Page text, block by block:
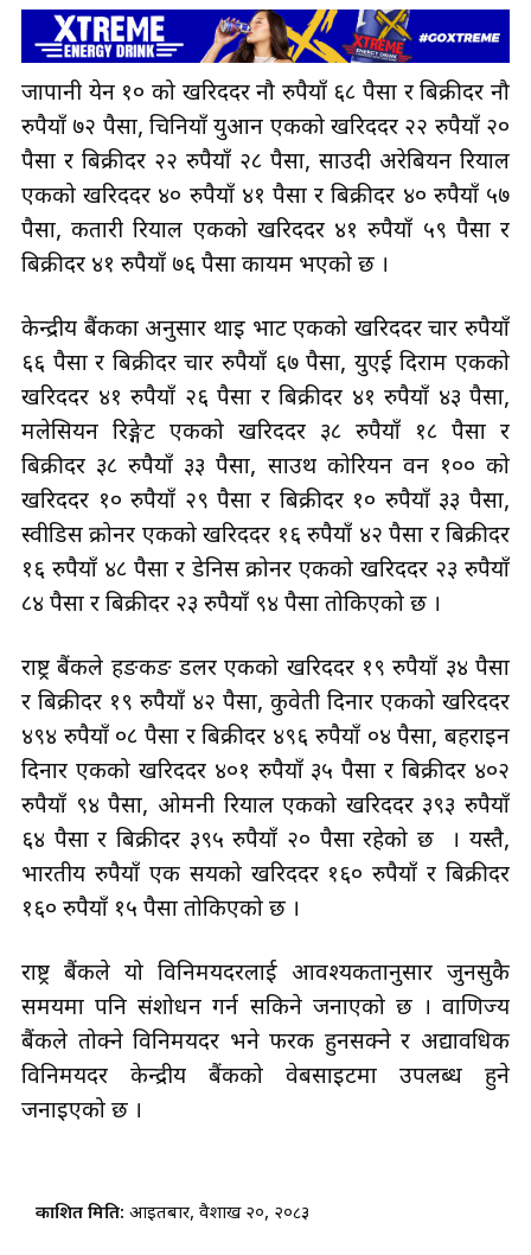
जापानी येन १० को खरिददर नौ रुपैयाँ ६८ पैसा र बिक्रीदर नौ
रुपैयाँ ७२ पैसा, चिनियाँ युआन एकको खरिददर २२ रुपैयाँ २०
पैसा र बिक्रीदर २२ रुपैयाँ २८ पैसा, साउदी अरेबियन रियाल
एकको खरिददर ४० रुपैयाँ ४१ पैसा र बिक्रीदर ४० रुपैयाँ ५७
पैसा, कतारी रियाल एकको खरिददर ४१ रुपैयाँ ५९ पैसा र
बिक्रीदर ४१ रुपैयाँ ७६ पैसा कायम भएको छ ।
केन्द्रीय बैंकका अनुसार थाइ भाट एकको खरिददर चार रुपैयाँ
६६ पैसा र बिक्रीदर चार रुपैयाँ ६७ पैसा, युएई दिराम एकको
खरिददर ४१ रुपैयाँ २६ पैसा र बिक्रीदर ४१ रुपैयाँ ४३ पैसा,
मलेसियन रिङ्गेट एकको खरिददर ३८ रुपैयाँ १८ पैसा र
बिक्रीदर ३८ रुपैयाँ ३३ पैसा, साउथ कोरियन वन १०० को
खरिददर १० रुपैयाँ २९ पैसा र बिक्रीदर १० रुपैयाँ ३३ पैसा,
स्वीडिस क्रोनर एकको खरिददर १६ रुपैयाँ ४२ पैसा र बिक्रीदर
१६ रुपैयाँ ४८ पैसा र डेनिस क्रोनर एकको खरिददर २३ रुपैयाँ
८४ पैसा र बिक्रीदर २३ रुपैयाँ ९४ पैसा तोकिएको छ ।
राष्ट्र बैंकले हङकङ डलर एकको खरिददर १९ रुपैयाँ ३४ पैसा
र बिक्रीदर १९ रुपैयाँ ४२ पैसा, कुवेती दिनार एकको खरिददर
४९४ रुपैयाँ ०८ पैसा र बिक्रीदर ४९६ रुपैयाँ ०४ पैसा, बहराइन
दिनार एकको खरिददर ४०१ रुपैयाँ ३५ पैसा र बिक्रीदर ४०२
रुपैयाँ ९४ पैसा, ओमनी रियाल एकको खरिददर ३९३ रुपैयाँ
६४ पैसा र बिक्रीदर ३९५ रुपैयाँ २० पैसा रहेको छ । यस्तै,
भारतीय रुपैयाँ एक सयको खरिददर १६० रुपैयाँ र बिक्रीदर
१६० रुपैयाँ १५ पैसा तोकिएको छ ।
राष्ट्र बैंकले यो विनिमयदरलाई आवश्यकतानुसार जुनसुकै
समयमा पनि संशोधन गर्न सकिने जनाएको छ । वाणिज्य
बैंकले तोक्ने विनिमयदर भने फरक हुनसक्ने र अद्यावधिक
विनिमयदर केन्द्रीय बैंकको वेबसाइटमा उपलब्ध हुने
जनाइएको छ ।
प्रकाशित मिति: आइतबार, वैशाख २०, २०८३